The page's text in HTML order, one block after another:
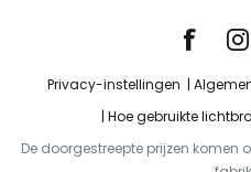
Privacy-instellingen
Hoe gebruikte
De doorgestreepte prijzen komen